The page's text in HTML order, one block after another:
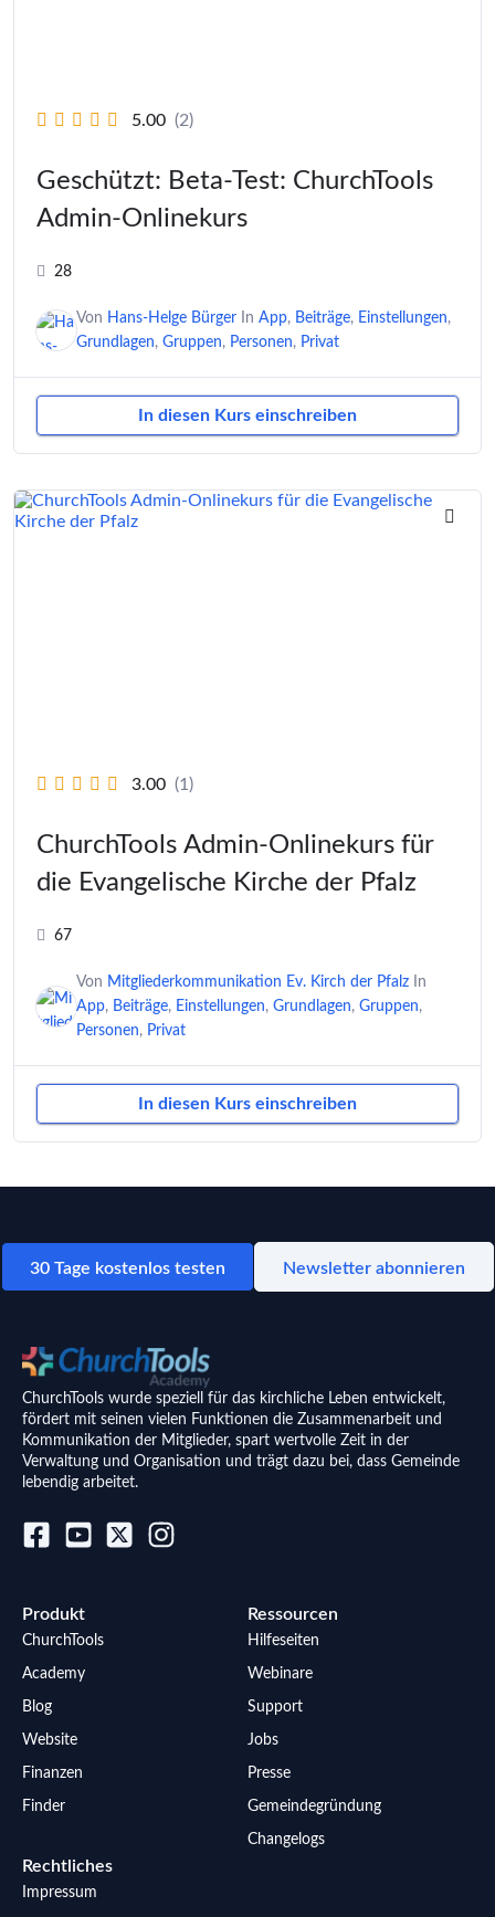
5.00 (2)
Geschützt: Beta-Test: ChurchTools
Admin-Onlinekurs
28
Von Hans-Helge Bürger In App, Beiträge, Einstellungen,
Grundlagen, Gruppen, Personen, Privat
In diesen Kurs einschreiben
3.00 (1)
ChurchTools Admin-Onlinekurs für
die Evangelische Kirche der Pfalz
67
Von Mitgliederkommunikation Ev. Kirch der Pfalz In
App, Beiträge, Einstellungen, Grundlagen, Gruppen,
Personen, Privat
In diesen Kurs einschreiben
30 Tage kostenlos testen Newsletter abonnieren
ChurchTools wurde speziell für das kirchliche Leben entwickelt,
fördert mit seinen vielen Funktionen die Zusammenarbeit und
Kommunikation der Mitglieder, spart wertvolle Zeit in der
Verwaltung und Organisation und trägt dazu bei, dass Gemeinde
lebendig arbeitet.
Produkt
ChurchTools
Academy
Blog
Website
Finanzen
Finder
Ressourcen
Hilfeseiten
Webinare
Support
Jobs
Presse
Gemeindegründung
Changelogs
Rechtliches
Impressum